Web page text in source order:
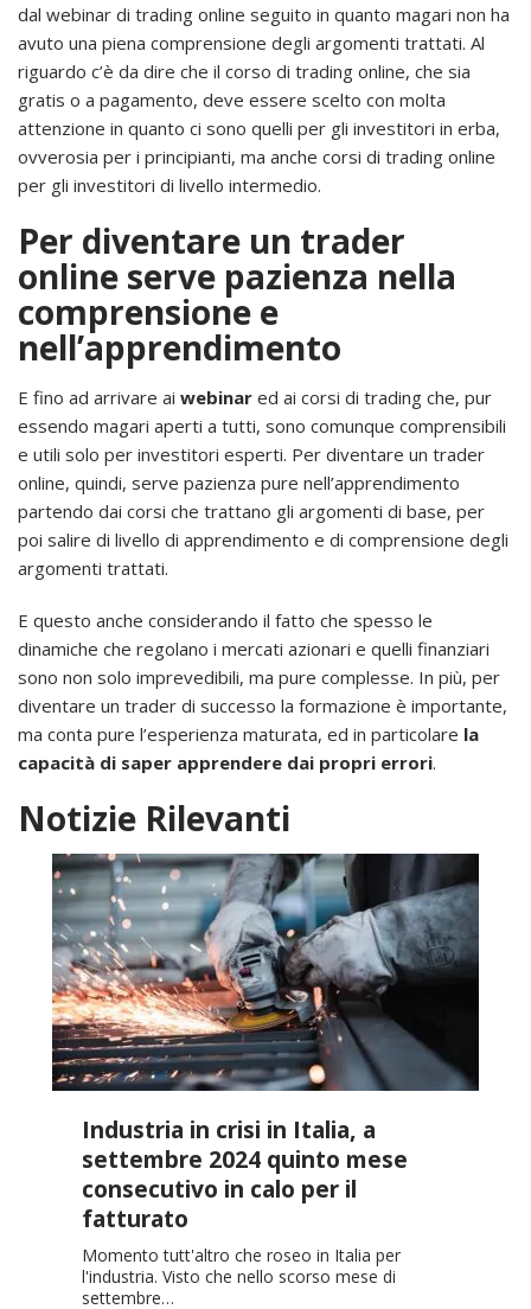
dal webinar di trading online seguito in quanto magari non ha
avuto una piena comprensione degli argomenti trattati. Al
riguardo c’è da dire che il corso di trading online, che sia
gratis o a pagamento, deve essere scelto con molta
attenzione in quanto ci sono quelli per gli investitori in erba,
ovverosia per i principianti, ma anche corsi di trading online
per gli investitori di livello intermedio.
Per diventare un trader
online serve pazienza nella
comprensione e
nell’apprendimento
E fino ad arrivare ai webinar ed ai corsi di trading che, pur
essendo magari aperti a tutti, sono comunque comprensibili
e utili solo per investitori esperti. Per diventare un trader
online, quindi, serve pazienza pure nell’apprendimento
partendo dai corsi che trattano gli argomenti di base, per
poi salire di livello di apprendimento e di comprensione degli
argomenti trattati.
E questo anche considerando il fatto che spesso le
dinamiche che regolano i mercati azionari e quelli finanziari
sono non solo imprevedibili, ma pure complesse. In più, per
diventare un trader di successo la formazione è importante,
ma conta pure l’esperienza maturata, ed in particolare la
capacità di saper apprendere dai propri errori.
Notizie Rilevanti
Industria in crisi in Italia, a
settembre 2024 quinto mese
consecutivo in calo per il
fatturato
Momento tutt'altro che roseo in Italia per
l'industria. Visto che nello scorso mese di
settembre…